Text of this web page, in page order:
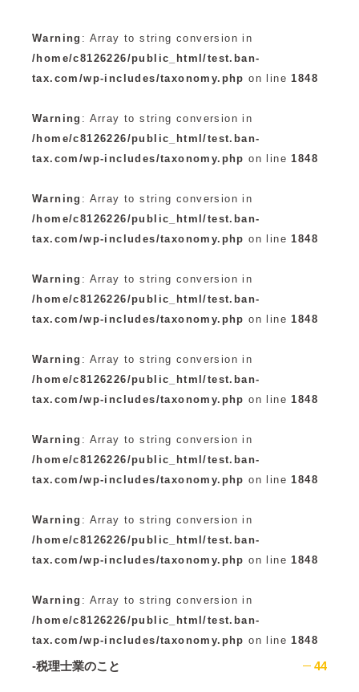
Warning : Array to string conversion in
/home/c8126226/public_html/test.ban-
tax.com/wp-includes/taxonomy.php on line 1848
Warning : Array to string conversion in
/home/c8126226/public_html/test.ban-
tax.com/wp-includes/taxonomy.php on line 1848
Warning : Array to string conversion in
/home/c8126226/public_html/test.ban-
tax.com/wp-includes/taxonomy.php on line 1848
Warning : Array to string conversion in
/home/c8126226/public_html/test.ban-
tax.com/wp-includes/taxonomy.php on line 1848
Warning : Array to string conversion in
/home/c8126226/public_html/test.ban-
tax.com/wp-includes/taxonomy.php on line 1848
Warning : Array to string conversion in
/home/c8126226/public_html/test.ban-
tax.com/wp-includes/taxonomy.php on line 1848
Warning : Array to string conversion in
/home/c8126226/public_html/test.ban-
tax.com/wp-includes/taxonomy.php on line 1848
Warning : Array to string conversion in
/home/c8126226/public_html/test.ban-
tax.com/wp-includes/taxonomy.php on line 1848
-税理士業のこと 44